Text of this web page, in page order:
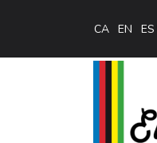
CA EN ES